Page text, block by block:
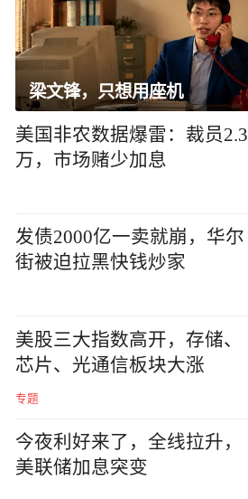
梁文锋，只想用座机
美国非农数据爆雷：裁员2.3
万，市场赌少加息
发债2000亿一卖就崩，华尔
街被迫拉黑快钱炒家
美股三大指数高开，存储、
芯片、光通信板块大涨
专题
今夜利好来了，全线拉升，
美联储加息突变